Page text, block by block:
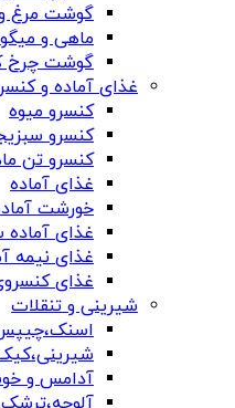
گوشت مرغ و
ماهی و میگو
گوشت چرخ
غذای آماده و
کنسرو میوه
کنسرو
کنسرو تن
غذای آماده
خورشت
غذای آماده
غذای نیمه
غذای
شیرینی و تنقلات
آدامس و